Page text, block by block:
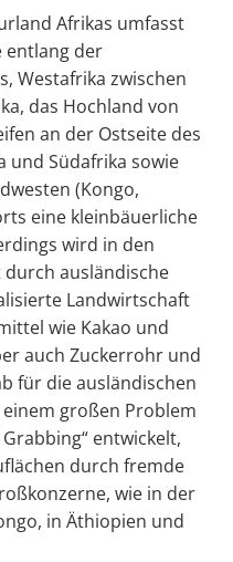
Afrikas umfasst
entlang der
Westafrika zwischen
das Hochland von
an der Ostseite des
und Südafrika sowie
(Kongo,
eine kleinbäuerliche
wird in den
durch ausländische
Landwirtschaft
wie Kakao und
auch Zuckerrohr und
für die ausländischen
einem großen Problem
entwickelt,
durch fremde
wie in der
in Äthiopien und